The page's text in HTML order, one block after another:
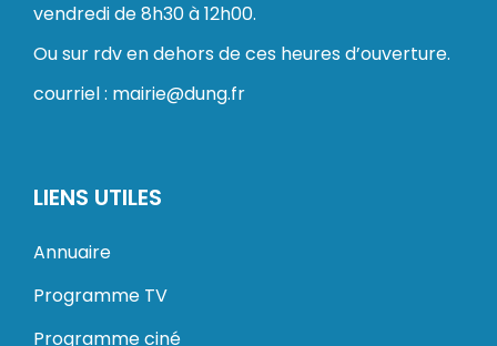
vendredi de 8h30 à 12h00.
Ou sur rdv en dehors de ces heures d’ouverture.
courriel : mairie@dung.fr
LIENS UTILES
Annuaire
Programme TV
Programme ciné